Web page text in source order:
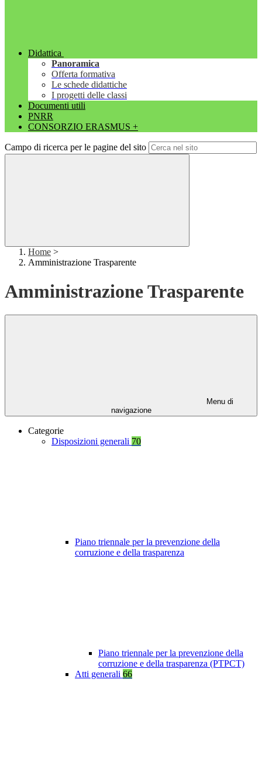
Didattica
Panoramica
Offerta formativa
Le schede didattiche
I progetti delle classi
Documenti utili
PNRR
CONSORZIO ERASMUS +
Campo di ricerca per le pagine del sito
Home >
Amministrazione Trasparente
Amministrazione Trasparente
Menu di
navigazione
Categorie
Disposizioni generali 70
Piano triennale per la prevenzione della
corruzione e della trasparenza
Piano triennale per la prevenzione della
corruzione e della trasparenza (PTPCT)
Atti generali 66